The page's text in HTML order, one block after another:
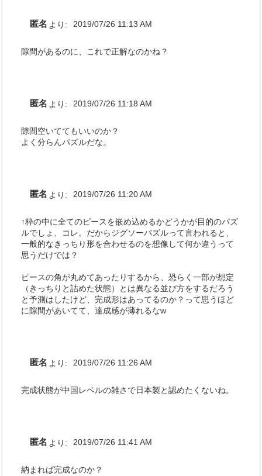
匿名 より: 2019/07/26 11:13 AM
隙間があるのに、これで正解なのかね？
匿名 より: 2019/07/26 11:18 AM
隙間空いててもいいのか？
よく分らんパズルだな。
匿名 より: 2019/07/26 11:20 AM
↑枠の中に全てのピースを嵌め込めるかどうかが目的のパズ
ルでしょ、コレ。だからジグソーパズルって言われると、
一般的なきっちり形を合わせるのを想像して何か違うって
思うだけでは？
ピースの角が丸めてあったりするから、恐らく一部が想定
（きっちりと詰めた状態）とは異なる並び方をするだろう
と予測はしたけど、完成形はあってるのか？って思うほど
に隙間があいてて、達成感が薄れるなw
匿名 より: 2019/07/26 11:26 AM
完成状態が中国レベルの雑さで日本製と認めたくないね。
匿名 より: 2019/07/26 11:41 AM
納まれば完成なのか？